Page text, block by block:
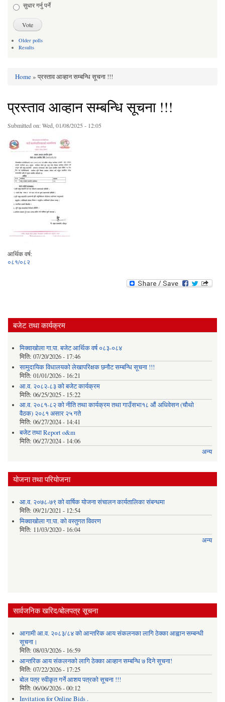
सुधार गर्नु पर्ने
Older polls
Results
You are here
Home» प्रस्ताव आव्हान सम्बन्धि सूचना !!!
प्रस्ताव आव्हान सम्बन्धि सूचना !!!
Submitted on:Wed, 01/08/2025 - 12:05
आर्थिक वर्ष:
०८१/०८२
बजेट तथा कार्यक्रम
मिक्वाखोला गा.पा. बजेट आर्थिक वर्ष ०८३-०८४
मिति: 07/20/2026 - 17:46
सामुदायिक विधालयको लेखापरिक्षक छनौट सम्बन्धि सूचना !!!
मिति: 01/01/2026 - 16:21
आ.व. २०८२-८३ को बजेट कार्यक्रम
मिति: 06/25/2025 - 15:22
आ.व. २०८१-८२ को नीति तथा कार्यक्रम तथा गाउँसभा१८ औं अधिवेसन (चौथो
वैठक) २०८१ असार २५ गते
मिति: 06/27/2024 - 14:41
बजेट तथा Report o&m
मिति: 06/27/2024 - 14:06
अन्य
योजना तथा परियोजना
आ.व. २०७८-७९ को वार्षिक योजना संचालन कार्यतालिका संबन्धमा
मिति: 09/21/2021 - 12:54
मिक्वाखोला गा.पा. को वस्तुगत विवरण
मिति: 11/03/2020 - 16:04
अन्य
सार्वजनिक खरिद/बोलपत्र सूचना
आगामी आ.व. २०८३/८४ को आन्तरिक आय संकलनका लागि ठेक्का आह्वान सम्बन्धी
सूचना।
मिति: 08/03/2026 - 16:59
आन्तरिक आय संकलनको लागि ठेक्‍का आव्हान सम्बन्धि ७ दिने सूचना!
मिति: 07/22/2026 - 17:25
बोल पत्र स्वीकृत गर्ने आशय पत्रको सूचना !!!
मिति: 06/06/2026 - 00:12
Invitation for Online Bids .